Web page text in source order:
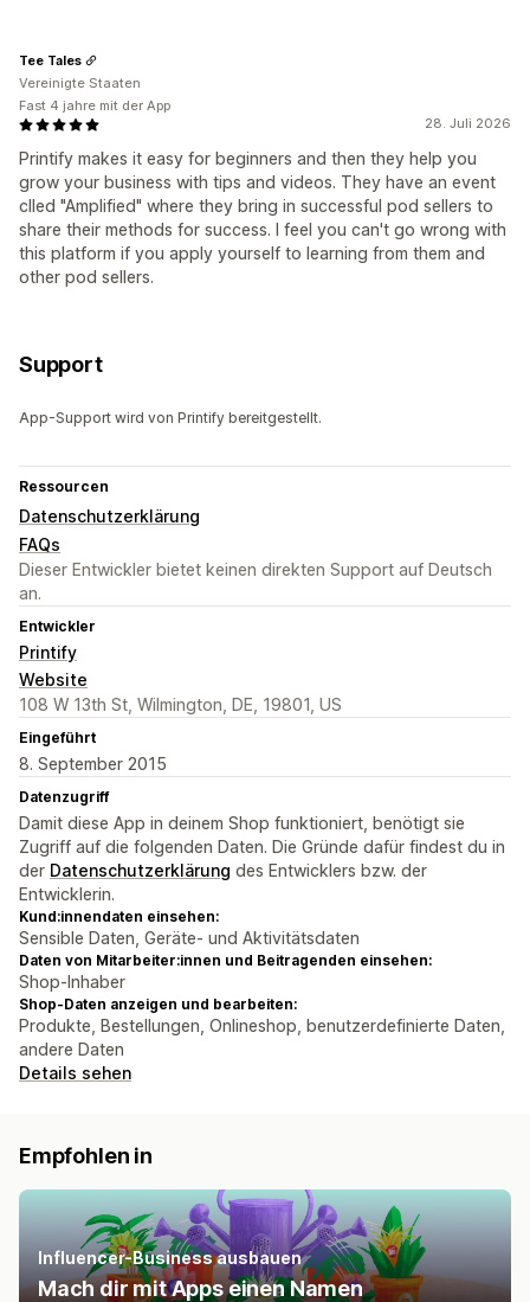
28. Juli 2026
Printify makes it easy for beginners and then they help you
grow your business with tips and videos. They have an event
clled "Amplified" where they bring in successful pod sellers to
share their methods for success. I feel you can't go wrong with
this platform if you apply yourself to learning from them and
other pod sellers.
Tee Tales
Vereinigte Staaten
Fast 4 jahre mit der App
Support
App-Support wird von Printify bereitgestellt.
Ressourcen
Datenschutzerklärung
FAQs
Dieser Entwickler bietet keinen direkten Support auf Deutsch
an.
Entwickler
Printify
Website
108 W 13th St, Wilmington, DE, 19801, US
Eingeführt
8. September 2015
Datenzugriff
Damit diese App in deinem Shop funktioniert, benötigt sie
Zugriff auf die folgenden Daten. Die Gründe dafür findest du in
der Datenschutzerklärung des Entwicklers bzw. der
Entwicklerin.
Kund:innendaten einsehen:
Sensible Daten, Geräte- und Aktivitätsdaten
Daten von Mitarbeiter:innen und Beitragenden einsehen:
Shop-Inhaber
Shop-Daten anzeigen und bearbeiten:
Produkte, Bestellungen, Onlineshop, benutzerdefinierte Daten,
andere Daten
Details sehen
Empfohlen in
Influencer-Business ausbauen
Mach dir mit Apps einen Namen